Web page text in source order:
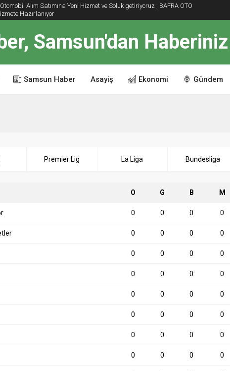
İSTİHDAMA KATKI SAĞLAYAN TEKSTİL FABRİKASINA ZİYARET
Samsun Haber Asayiş Ekonomi Gündem
Premier Lig La Liga Bundesliga
O G B M
0 0 0 0
0 0 0 0
0 0 0 0
0 0 0 0
0 0 0 0
0 0 0 0
0 0 0 0
0 0 0 0